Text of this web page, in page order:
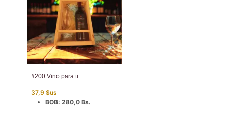
#200 Vino para ti
37,9 $us
BOB: 280,0 Bs.